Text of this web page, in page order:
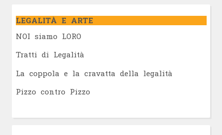
LEGALITÀ E ARTE
NOI siamo LORO
Tratti di Legalità
La coppola e la cravatta della legalità
Pizzo contro Pizzo